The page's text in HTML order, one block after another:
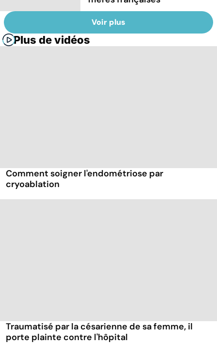
Voir plus
Plus de vidéos
Comment soigner l'endométriose par
cryoablation
Traumatisé par la césarienne de sa femme, il
porte plainte contre l'hôpital